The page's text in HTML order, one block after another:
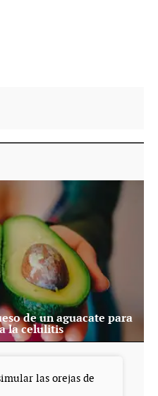
de un aguacate para
la celulitis
las orejas de